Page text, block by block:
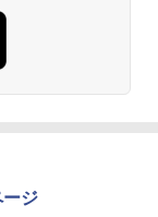
ジ